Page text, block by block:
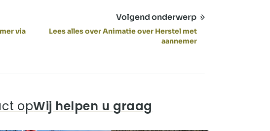
via
Volgend onderwerp
Lees alles over Animatie over Herstel met
aannemer
opWij helpen u graag